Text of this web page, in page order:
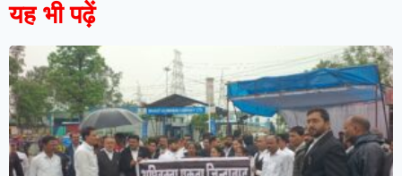
यह भी पढ़ें